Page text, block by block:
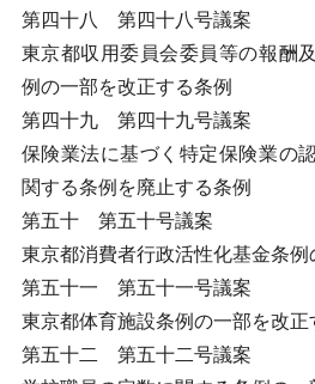
第四十八 第四十八号議案
東京都収用委員会委員等の報酬
例の一部を改正する条例
第四十九 第四十九号議案
保険業法に基づく特定保険業の
関する条例を廃止する条例
第五十 第五十号議案
東京都消費者行政活性化基金条例
第五十一 第五十一号議案
東京都体育施設条例の一部を改正
第五十二 第五十二号議案